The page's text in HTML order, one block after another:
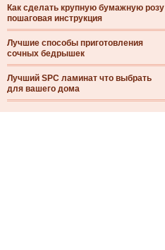
Как сделать крупную бумажную розу
пошаговая инструкция
Лучшие способы приготовления
сочных бедрышек
Лучший SPC ламинат что выбрать
для вашего дома